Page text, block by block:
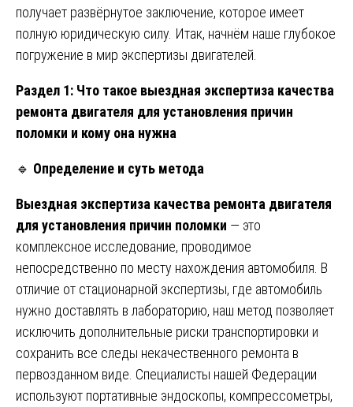
получает развёрнутое заключение, которое имеет
полную юридическую силу. Итак, начнём наше глубокое
погружение в мир экспертизы двигателей.
Раздел 1: Что такое выездная экспертиза качества
ремонта двигателя для установления причин
поломки и кому она нужна
🔹 Определение и суть метода
Выездная экспертиза качества ремонта двигателя
для установления причин поломки — это
комплексное исследование, проводимое
непосредственно по месту нахождения автомобиля. В
отличие от стационарной экспертизы, где автомобиль
нужно доставлять в лабораторию, наш метод позволяет
исключить дополнительные риски транспортировки и
сохранить все следы некачественного ремонта в
первозданном виде. Специалисты нашей Федерации
используют портативные эндоскопы, компрессометры,